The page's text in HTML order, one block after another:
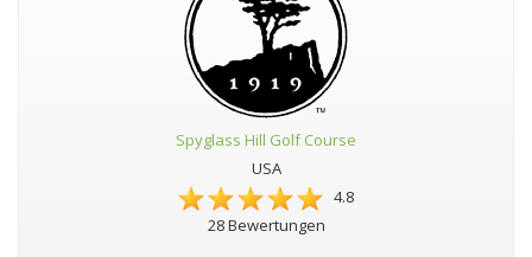
Spyglass Hill Golf Course
USA
4.8
28 Bewertungen